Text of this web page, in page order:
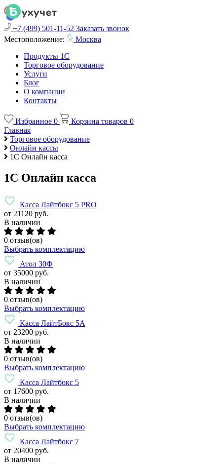
+7 (499) 501-11-52 Заказать звонок
Местоположение:
Москва
Продукты 1С
Торговое оборудование
Услуги
Блог
О компании
Контакты
Избранное 0 Корзина товаров 0
Главная
Торговое оборудование
Онлайн кассы
1С Онлайн касса
1С Онлайн касса
Касса Лайтбокс 5 PRO
от 21120 руб.
В наличии
0 отзыв(ов)
Выбрать комплектацию
Атол 30Ф
от 35000 руб.
В наличии
0 отзыв(ов)
Выбрать комплектацию
Касса ЛайтБокс 5А
от 23200 руб.
В наличии
0 отзыв(ов)
Выбрать комплектацию
Касса Лайтбокс 5
от 17600 руб.
В наличии
0 отзыв(ов)
Выбрать комплектацию
Касса Лайтбокс 7
от 20400 руб.
В наличии